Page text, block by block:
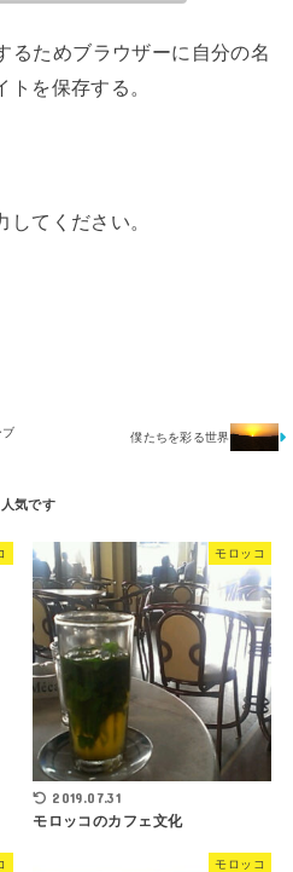
るためブラウザーに自分の名
を保存する。
してください。
僕たちを彩る世界
モロッコ
2019.07.31
モロッコのカフェ文化
モロッコ